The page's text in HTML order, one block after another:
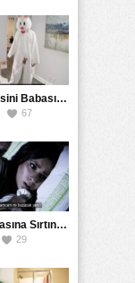
Üvey Annesini Babasının Kostümünü Giyerek Sikti
67
Sapık Amcasına Sırtını Dönen Kız Tek Posta Sikişe Yaslandı
29